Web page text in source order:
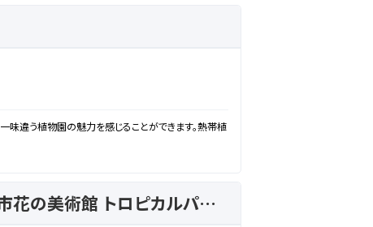
味違う植物園の魅力を感じることができます。熱帯植
三陽メディアフラワーミュージアム 千葉市花の美術館 トロピカルパラダイス